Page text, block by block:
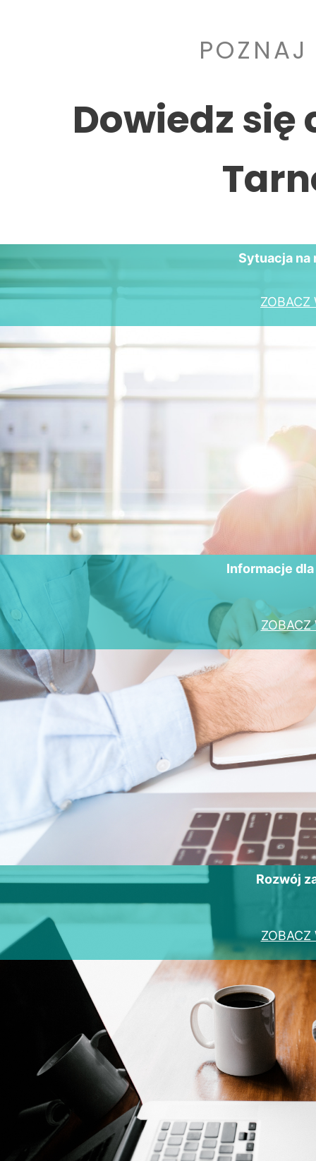
Dowiedz się
Sytuacja na
ZOBACZ
Informacje
ZOBACZ
Rozwój
ZOBACZ